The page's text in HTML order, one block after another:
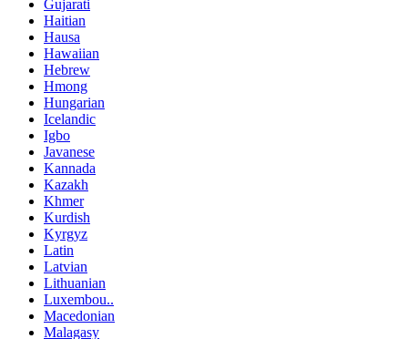
Gujarati
Haitian
Hausa
Hawaiian
Hebrew
Hmong
Hungarian
Icelandic
Igbo
Javanese
Kannada
Kazakh
Khmer
Kurdish
Kyrgyz
Latin
Latvian
Lithuanian
Luxembou..
Macedonian
Malagasy